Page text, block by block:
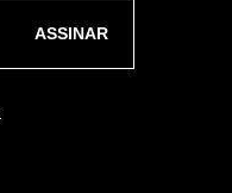
ASSINAR